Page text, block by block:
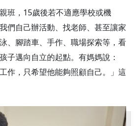
班，15歲後若不適應學校或機
們自己辦活動、找老師、甚至讓家
、腳踏車、手作、職場探索等，看
子邁向自立的起點。有媽媽說：
作，只希望他能夠照顧自己。」這